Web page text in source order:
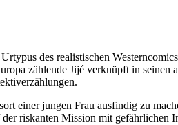
des realistischen
zählende Jijé verknüpft in seinen
einer jungen Frau ausfindig zu
riskanten Mission mit gefährlichen